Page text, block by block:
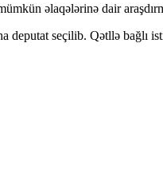
əlaqələrinə dair
seçilib. Qətllə bağlı